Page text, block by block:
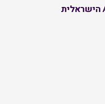
Zscaler רוכשת את Avalor הישראלית